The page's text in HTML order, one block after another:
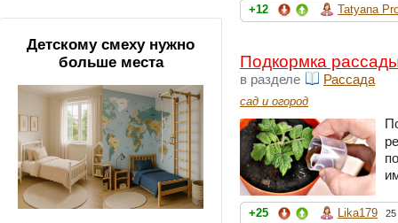
+12 Tatyana
Подкормка
в разделе Рассада
сад и огород
+25 Lika179 25
Детскому смеху нужно
больше места